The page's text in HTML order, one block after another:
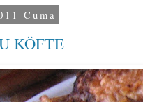
Cuma
KÖFTE